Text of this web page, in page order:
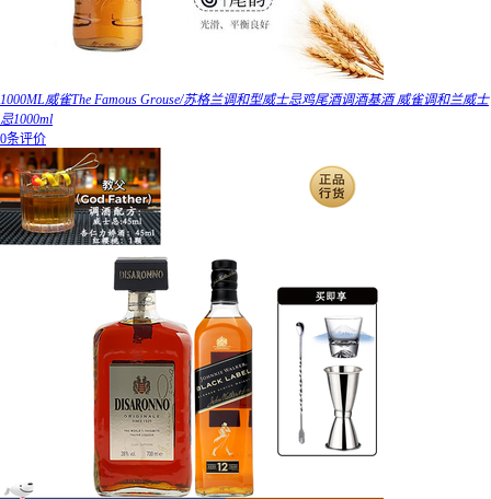
1000ML威雀The Famous Grouse/苏格兰调和型威士忌鸡尾酒调酒基酒 威雀调和兰威士
忌1000ml
0条评价